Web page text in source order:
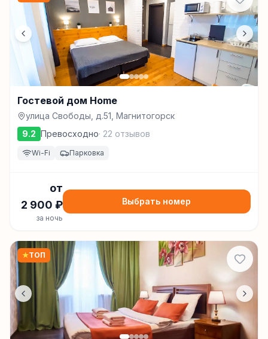
Гостевой дом Home
улица Свободы, д.51, Магнитогорск
9.2 Превосходно· 22 отзывов
Wi-Fi Парковка
от
2 900 ₽
за ночь
Выбрать номер
★ТОП